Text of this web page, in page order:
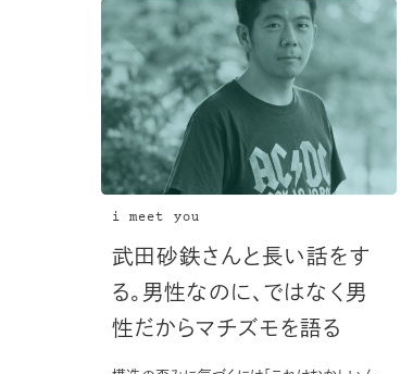
i meet you
武田砂鉄さんと長い話をす
る。男性なのに、ではなく男
性だからマチズモを語る